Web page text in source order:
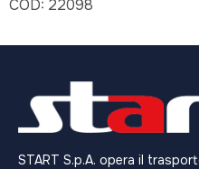
COD: 22098
START S.p.A. opera il